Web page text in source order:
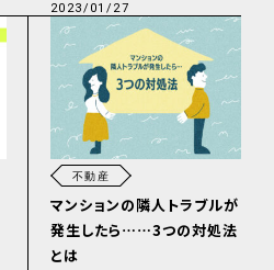
2023/01/27
不動産
マンションの隣人トラブルが
発生したら……3つの対処法
とは